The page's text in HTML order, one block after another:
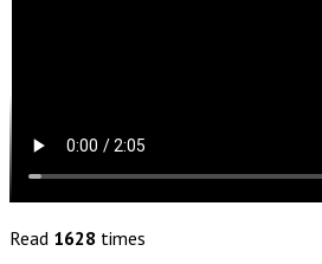
Read 1628 times